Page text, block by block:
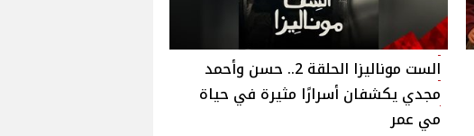
الست موناليزا الحلقة 2.. حسن وأحمد
مجدي يكشفان أسرارًا مثيرة في حياة
مي عمر